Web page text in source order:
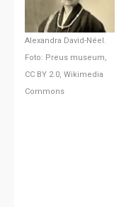
Alexandra David-Néel.
Foto: Preus museum,
CC BY 2.0, Wikimedia
Commons